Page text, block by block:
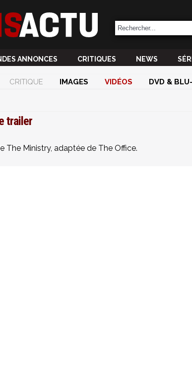
ANNONCES CRITIQUES NEWS
CRITIQUE IMAGES VIDÉOS DVD &
trailer
The Ministry, adaptée de The Office.